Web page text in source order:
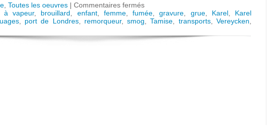
Toutes les oeuvres | Commentaires ferméssur
Vue
sur
Tamise,
à vapeur, brouillard enfant, femme, fumée ,gravure grue, Karel, Karel
, port de Londres, remorqueur,smog ,Tamise transports,Vereycken